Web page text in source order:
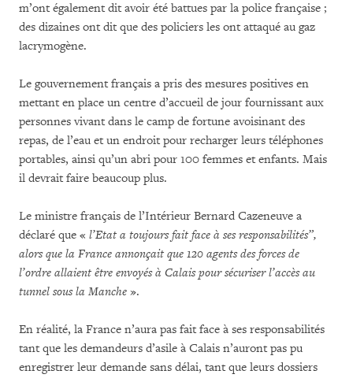
m’ont également dit avoir été battues par la police française ;
des dizaines ont dit que des policiers les ont attaqué au gaz
lacrymogène.
Le gouvernement français a pris des mesures positives en
mettant en place un centre d’accueil de jour fournissant aux
personnes vivant dans le camp de fortune avoisinant des
repas, de l’eau et un endroit pour recharger leurs téléphones
portables, ainsi qu’un abri pour 100 femmes et enfants. Mais
il devrait faire beaucoup plus.
Le ministre français de l’Intérieur Bernard Cazeneuve a
déclaré que « l’Etat a toujours fait face à ses responsabilités”,
alors que la France annonçait que 120 agents des forces de
l’ordre allaient être envoyés à Calais pour sécuriser l’accès au
tunnel sous la Manche ».
En réalité, la France n’aura pas fait face à ses responsabilités
tant que les demandeurs d’asile à Calais n’auront pas pu
enregistrer leur demande sans délai, tant que leurs dossiers